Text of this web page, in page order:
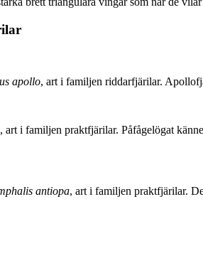
apollo, art i familjen riddarfjärilar.
, art i familjen praktfjärilar. Påfågelögat
antiopa, art i familjen praktfjärilar.